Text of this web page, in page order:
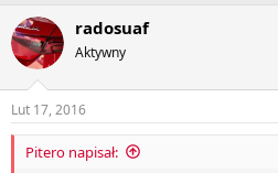
radosuaf
Aktywny
Lut 17, 2016
Pitero napisał: